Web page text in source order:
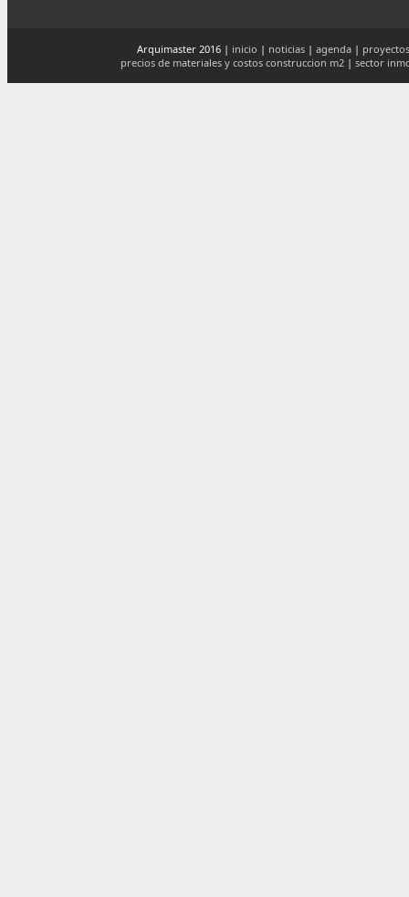
Arquimaster 2016 | inicio | noticias| agenda|
precios de materiales y costos construccion m2 | sector